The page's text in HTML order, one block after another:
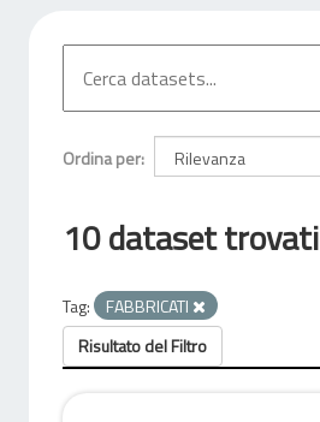
Ordina per
10 dataset trovati
Tag:
FABBRICATI
Risultato del Filtro